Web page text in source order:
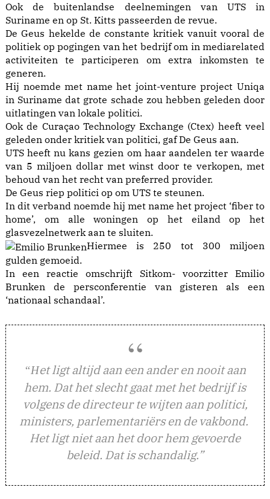
Ook de buitenlandse deelnemingen van UTS in
Suriname en op St. Kitts passeerden de revue.
De Geus hekelde de constante kritiek vanuit vooral de
politiek op pogingen van het bedrijf om in mediarelated
activiteiten te participeren om extra inkomsten te
generen.
Hij noemde met name het joint-venture project Uniqa
in Suriname dat grote schade zou hebben geleden door
uitlatingen van lokale politici.
Ook de Curaçao Technology Exchange (Ctex) heeft veel
geleden onder kritiek van politici, gaf De Geus aan.
UTS heeft nu kans gezien om haar aandelen ter waarde
van 5 miljoen dollar met winst door te verkopen, met
behoud van het recht van preferred provider.
De Geus riep politici op om UTS te steunen.
In dit verband noemde hij met name het project ‘fiber to
home’, om alle woningen op het eiland op het
glasvezelnetwerk aan te sluiten.
Hiermee is 250 tot 300 miljoen
gulden gemoeid.
In een reactie omschrijft Sitkom- voorzitter Emilio
Brunken de persconferentie van gisteren als een
‘nationaal schandaal’.
“Het ligt altijd aan een ander en nooit aan
hem. Dat het slecht gaat met het bedrijf is
volgens de directeur te wijten aan politici,
ministers, parlementariërs en de vakbond.
Het ligt niet aan het door hem gevoerde
beleid. Dat is schandalig.”